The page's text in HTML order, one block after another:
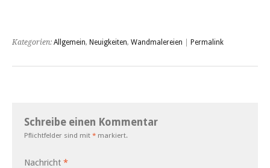
Kategorien: Allgemein, Neuigkeiten, Wandmalereien Permalink
Schreibe einen Kommentar
Pflichtfelder sind mit * markiert.
Nachricht *